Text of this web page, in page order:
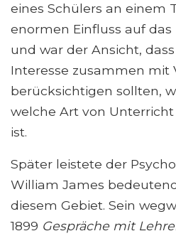
eines Schülers an einem
enormen Einfluss auf
und war der Ansicht,
Interesse zusammen mit
berücksichtigen sollten,
welche Art von
ist.
Später leistete der
William James
diesem Gebiet. Sein
1899 Gespräche mit